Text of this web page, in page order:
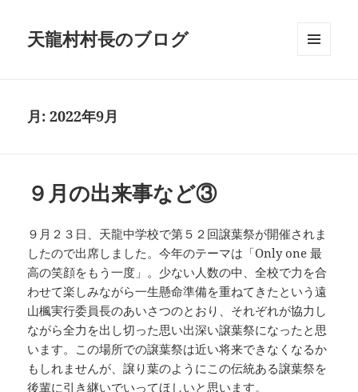
天龍村村長のブログ
月:2022年9月
９月の出来事など③
９月２３日、天龍中学校で第５２回譲葉祭が開催されま
したので出席しました。今年のテーマは「Only one 最
高の笑顔をもう一度」。少ない人数の中、全校で力を合
わせて楽しみながら一生懸命準備を重ねてきたという遠
山楓実行委員長のあいさつのとおり、それぞれが協力し
ながら全力を出し切った思い出深い譲葉祭になったと思
います。この場所での譲葉祭は近い将来できなくなるか
もしれませんが、譲り葉のようにこの伝統ある譲葉祭を
後輩に引き継いでいってほしいと思います。